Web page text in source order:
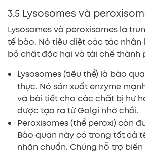
3.5 Lysosomes và
Lysosomes và peroxisomes là
tế bào. Nó tiêu diệt các tác nhân
bỏ chất độc hại và tái chế thành
Lysosomes (tiêu thể) là bào
thực. Nó sản xuất enzyme
và bài tiết cho các chất bị hư
được tạo ra từ Golgi nhờ chồi.
Peroxisomes (thể peroxi) còn
Bào quan này có trong tất cả
nhân chuẩn. Chúng hỗ trợ